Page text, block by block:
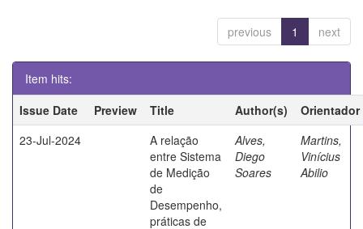
previous 1 next
Item hits:
Issue Date
Preview Title Author(s)
Orientador
23-Jul-2024
A relação
entre Sistema
de Medição
de
Desempenho,
práticas de
Alves,
Diego
Soares
Martins,
Vinícius
Abilio